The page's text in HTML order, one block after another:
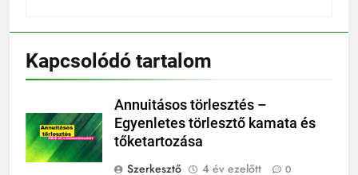
Kapcsolódó tartalom
Annuitásos törlesztés –
Egyenletes törlesztő kamata és
tőketartozása
Szerkesztő
4 év ezelőtt 0